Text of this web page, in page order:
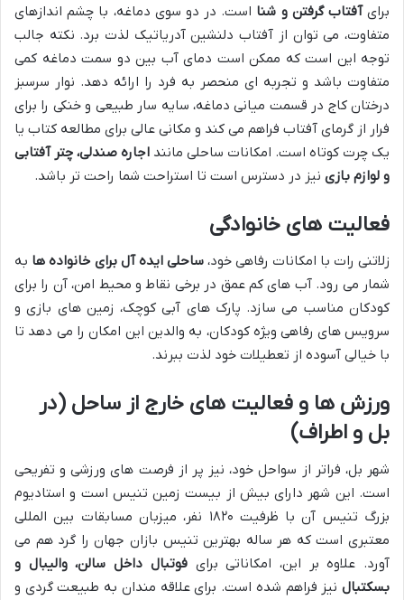
برایآفتاب گرفتن و شنا است. در دو سوی دماغه، با چشم اندازهای
متفاوت، می توان از آفتاب دلنشین آدریاتیک لذت برد. نکته جالب
توجه این است که ممکن است دمای آب بین دو سمت دماغه کمی
متفاوت باشد و تجربه ای منحصر به فرد را ارائه دهد. نوار سرسبز
درختان کاج در قسمت میانی دماغه، سایه سار طبیعی و خنکی را برای
فرار از گرمای آفتاب فراهم می کند و مکانی عالی برای مطالعه کتاب یا
یک چرت کوتاه است. امکانات ساحلی مانند اجاره صندلی، چتر آفتابی
و لوازم بازی نیز در دسترس است تا استراحت شما راحت تر باشد.
فعالیت های خانوادگی
زلاتنی رات با امکانات رفاهی خود، ساحلی ایده آل برای خانواده ها به
شمار می رود. آب های کم عمق در برخی نقاط و محیط امن، آن را برای
کودکان مناسب می سازد. پارک های آبی کوچک، زمین های بازی و
سرویس های رفاهی ویژه کودکان، به والدین این امکان را می دهد تا
با خیالی آسوده از تعطیلات خود لذت ببرند.
ورزش ها و فعالیت های خارج از ساحل (در
بل و اطراف)
شهر بل، فراتر از سواحل خود، نیز پر از فرصت های ورزشی و تفریحی
است. این شهر دارای بیش از بیست زمین تنیس است و استادیوم
بزرگ تنیس آن با ظرفیت ۱۸۲۰ نفر، میزبان مسابقات بین المللی
معتبری است که هر ساله بهترین تنیس بازان جهان را گرد هم می
آورد. علاوه بر این، امکاناتی برایفوتبال داخل سالن، والیبال و
بسکتبال نیز فراهم شده است. برای علاقه مندان به طبیعت گردی و